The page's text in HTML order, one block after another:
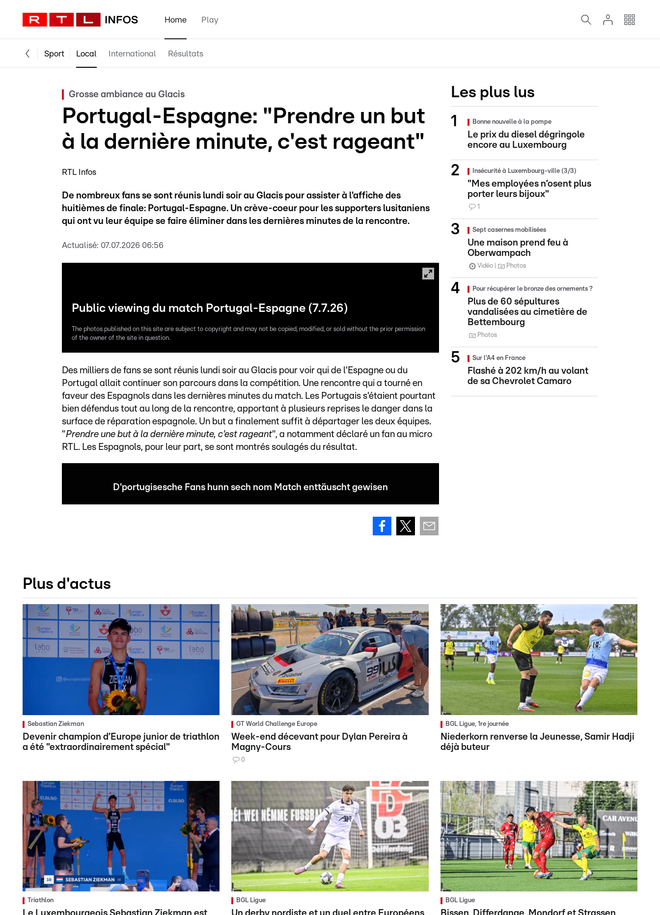
Home Play
Sport Local International Résultats
Grosse ambiance au Glacis
Portugal-Espagne: "Prendre un but
à la dernière minute, c'est rageant"
RTL Infos
De nombreux fans se sont réunis lundi soir au Glacis pour assister à l'affiche des
huitièmes de finale: Portugal-Espagne. Un crève-coeur pour les supporters lusitaniens
qui ont vu leur équipe se faire éliminer dans les dernières minutes de la rencontre.
Actualisé: 07.07.2026 06:56
Public viewing du match Portugal-Espagne (7.7.26)
The photos published on this site are subject to copyright and may not be copied, modified, or sold without the prior permission
of the owner of the site in question.
Des milliers de fans se sont réunis lundi soir au Glacis pour voir qui de l'Espagne ou du
Portugal allait continuer son parcours dans la compétition. Une rencontre qui a tourné en
faveur des Espagnols dans les dernières minutes du match. Les Portugais s'étaient pourtant
bien défendus tout au long de la rencontre, apportant à plusieurs reprises le danger dans la
surface de réparation espagnole. Un but a finalement suffit à départager les deux équipes.
"Prendre une but à la dernière minute, c'est rageant", a notamment déclaré un fan au micro
RTL. Les Espagnols, pour leur part, se sont montrés soulagés du résultat.
D'portugisesche Fans hunn sech nom Match enttäuscht gewisen
Les plus lus
Bonne nouvelle à la pompe
Le prix du diesel dégringole
encore au Luxembourg
Insécurité à Luxembourg-ville (3/3)
"Mes employées n’osent plus
porter leurs bijoux"
1
Sept casernes mobilisées
Une maison prend feu à
Oberwampach
Vidéo Photos
Pour récupérer le bronze des ornements ?
Plus de 60 sépultures
vandalisées au cimetière de
Bettembourg
Photos
Sur l'A4 en France
Flashé à 202 km/h au volant
de sa Chevrolet Camaro
Plus d'actus
Sebastian Ziekman
Devenir champion d’Europe junior de triathlon
a été "extraordinairement spécial"
GT World Challenge Europe
Week-end décevant pour Dylan Pereira à
Magny-Cours
0
BGL Ligue, 1re journée
Niederkorn renverse la Jeunesse, Samir Hadji
déjà buteur
Triathlon BGL Ligue BGL Ligue